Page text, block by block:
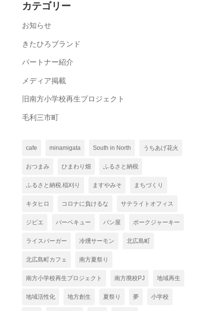
カテゴリー
お知らせ
きたひろブランド
パートナー紹介
メディア掲載
旧南方小学校再生プロジェクト
毛利三市町
cafe minamigata South in North うちあげ花火
おつまみ ひまわり畑 ふるさと納税
ふるさと納税.稲刈り ますやみそ まちづくり
キタヒロ コロナに負けるな サテライトオフィス
ジビエ バーベキュー パン屋 ポークジャーキー
ライスバーガー 冷燻サーモン 北広島町
北広島町カフェ 南方夏祭り
南方小学校再生プロジェクト 南方廃校PJ 地域再生
地域活性化 地方創生 夏祭り 夢 小学校